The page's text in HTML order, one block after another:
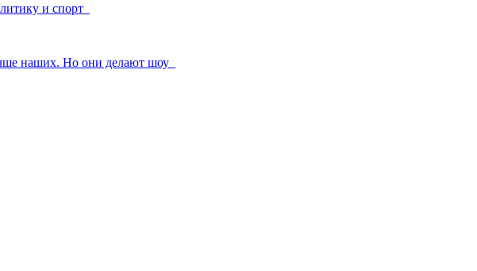
и спорт
наших. Но они делают шоу